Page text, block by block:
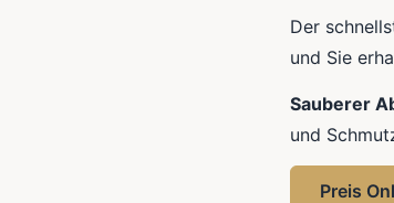
Der
und Sie
Sauberer
und
Preis